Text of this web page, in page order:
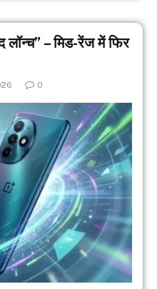
– मिड-रेंज में फिर
0